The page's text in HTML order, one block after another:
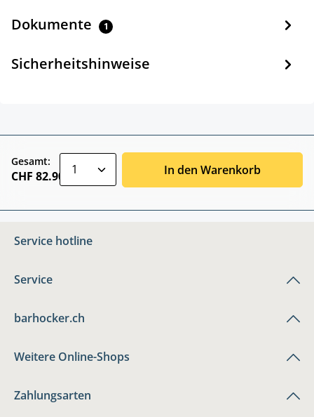
Dokumente 1
Sicherheitshinweise
Gesamt:
CHF 82.90 In den Warenkorb
Service hotline
Service
barhocker.ch
Weitere Online-Shops
Zahlungsarten